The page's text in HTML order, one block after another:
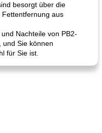
besorgt über die
aus
Nachteile von PB2-
und Sie können
für Sie ist.